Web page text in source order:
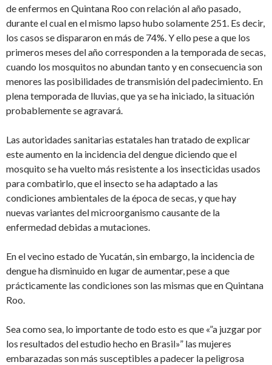
de enfermos en Quintana Roo con relación al año pasado,
durante el cual en el mismo lapso hubo solamente 251. Es decir,
los casos se dispararon en más de 74%. Y ello pese a que los
primeros meses del año corresponden a la temporada de secas,
cuando los mosquitos no abundan tanto y en consecuencia son
menores las posibilidades de transmisión del padecimiento. En
plena temporada de lluvias, que ya se ha iniciado, la situación
probablemente se agravará.
Las autoridades sanitarias estatales han tratado de explicar
este aumento en la incidencia del dengue diciendo que el
mosquito se ha vuelto más resistente a los insecticidas usados
para combatirlo, que el insecto se ha adaptado a las
condiciones ambientales de la época de secas, y que hay
nuevas variantes del microorganismo causante de la
enfermedad debidas a mutaciones.
En el vecino estado de Yucatán, sin embargo, la incidencia de
dengue ha disminuido en lugar de aumentar, pese a que
prácticamente las condiciones son las mismas que en Quintana
Roo.
Sea como sea, lo importante de todo esto es que «”a juzgar por
los resultados del estudio hecho en Brasil»” las mujeres
embarazadas son más susceptibles a padecer la peligrosa